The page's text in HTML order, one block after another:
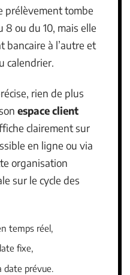
prélèvement tombe
ou du 10, mais elle
bancaire à l’autre et
calendrier.
rien de plus
espace client
clairement sur
en ligne ou via
organisation
sur le cycle des
temps réel,
fixe,
prévue.